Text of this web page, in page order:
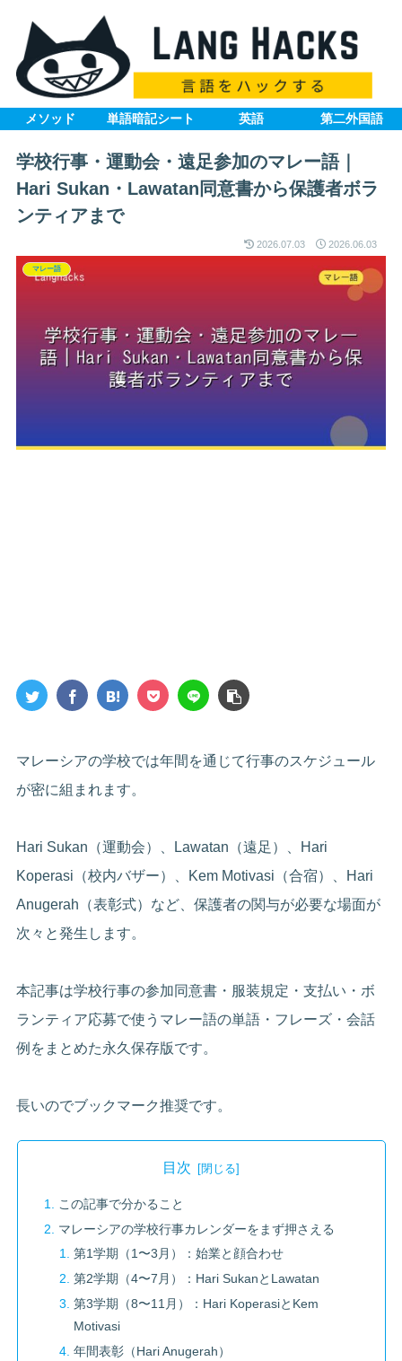
メソッド 単語暗記シート 英語 第二外国語
学校行事・運動会・遠足参加のマレー語｜
Hari Sukan・Lawatan同意書から保護者ボラ
ンティアまで
2026.07.03 2026.06.03
マレー語
マレーシアの学校では年間を通じて行事のスケジュール
が密に組まれます。
Hari Sukan（運動会）、Lawatan（遠足）、Hari
Koperasi（校内バザー）、Kem Motivasi（合宿）、Hari
Anugerah（表彰式）など、保護者の関与が必要な場面が
次々と発生します。
本記事は学校行事の参加同意書・服装規定・支払い・ボ
ランティア応募で使うマレー語の単語・フレーズ・会話
例をまとめた永久保存版です。
長いのでブックマーク推奨です。
目次
この記事で分かること
マレーシアの学校行事カレンダーをまず押さえる
第1学期（1〜3月）：始業と顔合わせ
第2学期（4〜7月）：Hari SukanとLawatan
第3学期（8〜11月）：Hari KoperasiとKem
Motivasi
年間表彰（Hari Anugerah）